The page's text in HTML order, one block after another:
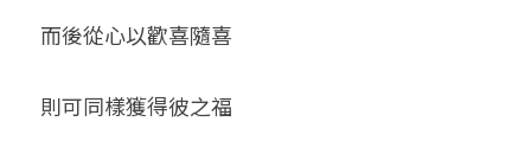
而後從心以歡喜隨喜
則可同樣獲得彼之福